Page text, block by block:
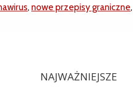
,nowe przepisy graniczne,
NAJWAŻNIEJSZE